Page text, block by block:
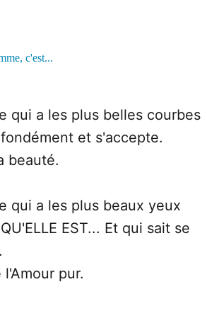
qui a les plus belles courbes
et s'accepte.
beauté.
qui a les plus beaux yeux
EST... Et qui sait se
pur.